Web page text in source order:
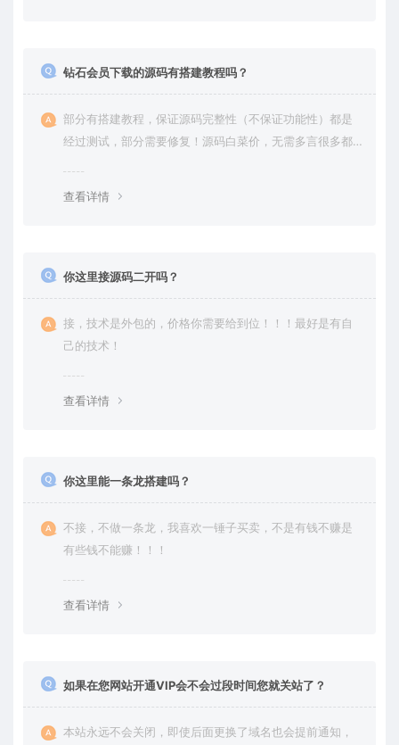
钻石会员下载的源码有搭建教程吗？
部分有搭建教程，保证源码完整性（不保证功能性）都是
经过测试，部分需要修复！源码白菜价，无需多言很多都
查看详情
你这里接源码二开吗？
接，技术是外包的，价格你需要给到位！！！最好是有自
己的技术！
查看详情
你这里能一条龙搭建吗？
不接，不做一条龙，我喜欢一锤子买卖，不是有钱不赚是
有些钱不能赚！！！
查看详情
如果在您网站开通VIP会不会过段时间您就关站了？
本站永远不会关闭，即使后面更换了域名也会提前通知，